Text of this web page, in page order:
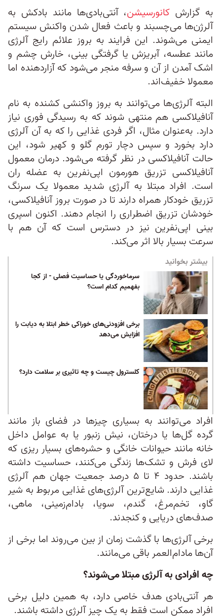
به گزارش کانورسیشن، آنتی‌بادی‌ها مانند بادکش به
آلرژن‌ها می‌چسبند و باعث فعال شدن واکنش سیستم
ایمنی می‌شوند. این فرایند به بروز علائم رایج آلرژی
مانند عطسه، آبریزش یا گرفتگی بینی، خارش‌ چشم و
اشک‌ آمدن از آن و سرفه منجر می‌شود که آزاردهنده اما
معمولا خفیف‌اند.
البته آلرژی‌ها می‌توانند به بروز واکنشی کشنده به نام
آنافیلاکسی هم منتهی شوند که به رسیدگی فوری نیاز
دارد. به‌عنوان مثال، اگر فردی غذایی را که به آن آلرژی
دارد بخورد و سپس دچار تورم گلو و کهیر شود، این
حالت آنافیلاکسی در نظر گرفته می‌شود. درمان معمول
آنافیلاکسی تزریق هورمون اپی‌نفرین به عضله ران
است. افراد مبتلا به آلرژی شدید معمولا یک سرنگ
تزریق خودکار همراه دارند تا در صورت بروز آنافیلاکسی،
خودشان تزریق اضطراری را انجام دهند. اکنون اسپری
بینی اپی‌نفرین نیز در دسترس است که آن هم با
سرعت بسیار بالا اثر می‌کند.
بیشتر بخوانید
سرماخوردگی یا حساسیت فصلی - از کجا
بفهمیم کدام است؟
برخی افزودنی‌های خوراکی خطر ابتلا به دیابت را
افزایش می‌دهد
کلسترول چیست و چه تاثیری بر سلامت دارد؟
افراد می‌توانند به بسیاری چیزها در فضای باز مانند
گرده‌ گل‌ها یا درختان، نیش زنبور یا به عوامل داخل
خانه مانند حیوانات خانگی و حشره‌های بسیار ریزی که
لای فرش و تشک‌ها زندگی می‌کنند، حساسیت داشته
باشند. حدود ۴ تا ۵ درصد جمعیت جهان هم آلرژی
غذایی دارند. شایع‌ترین آلرژی‌های غذایی مربوط به شیر
گاو، تخم‌مرغ، گندم، سویا، بادام‌زمینی، ماهی،
صدف‌های دریایی و کنجدند.
برخی آلرژی‌ها با گذشت زمان از بین می‌روند اما برخی از
آن‌ها مادام‌العمر باقی می‌مانند.
چه افرادی به آلرژی مبتلا می‌شوند؟
هر آنتی‌بادی هدف خاصی دارد، به همین دلیل برخی
افراد ممکن است فقط به یک چیز آلرژی داشته باشند.